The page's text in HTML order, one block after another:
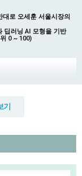
대로 오세훈 서울시장의
딥러닝 AI 모형을 기반
0 ~ 100)
기